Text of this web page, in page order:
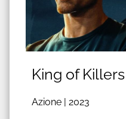
King of Killers
Azione | 2023